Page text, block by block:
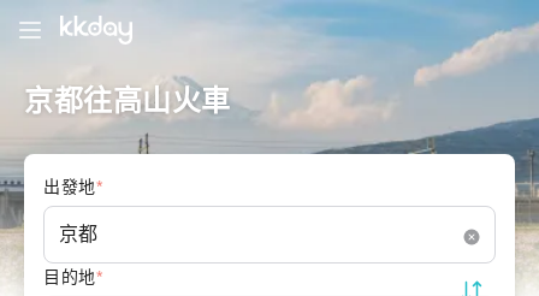
京都往高山火車
出發地*
目的地*